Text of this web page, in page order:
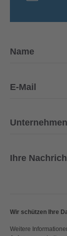
Wir schützen Ihre
Weitere